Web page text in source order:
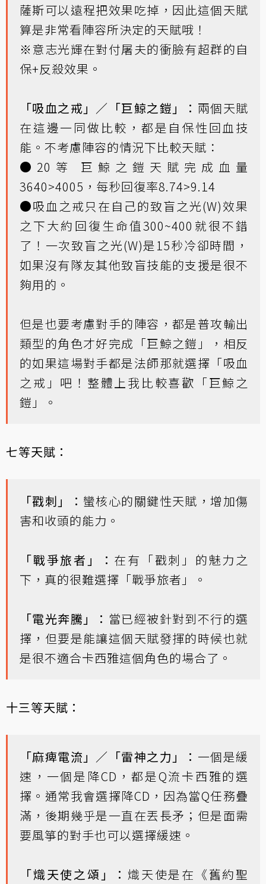
薩斯可以遠程把效果吃掉，因此這個天賦
算是非常看陣容所決定的天賦哦！
※意志光輝在對付屠夫的衝臉有超群的自
保+反殺效果。
「吸血之戒」／「巨鯨之鎧」： 兩個天賦
在這邊一同做比較，都是自保性回血技
能。不考慮陣容的情況下比較天賦：
●20等 巨鯨之鎧天賦完成血量
3640>4005，每秒回復率8.74>9.14
●吸血之戒只在自己的致盲之光(W)效果
之下大約回復生命值300~400就很不錯
了！一次致盲之光(W)是15秒冷卻時間，
如果沒有隊友其他致盲技能的支援是很不
夠用的。
但是也要考慮對手的陣容，都是普攻輸出
類型的角色才好完成「巨鯨之鎧」，相反
的如果這場對手都是法師那就選擇「吸血
之戒」吧！整體上我比較喜歡「巨鯨之
鎧」。
七等天賦：
「戳刺」： 蠻核心的關鍵性天賦，增加傷
害和收頭的能力。
「戰爭旅者」： 在有「戳刺」的魅力之
下，真的很難選擇「戰爭旅者」。
「電光奔騰」： 當已經被針對到不行的選
擇，但要是能讓這個天賦發揮的時候也就
是很不適合卡西雅這個角色的場合了。
十三等天賦：
「麻痺電流」／「雷神之力」： 一個是緩
速，一個是降CD，都是Q流卡西雅的選
擇。通常我會選擇降CD，因為當Q任務疊
滿，後期幾乎是一直在丟長矛；但是面需
要風箏的對手也可以選擇緩速。
「熾天使之頌」： 熾天使是在《舊約聖